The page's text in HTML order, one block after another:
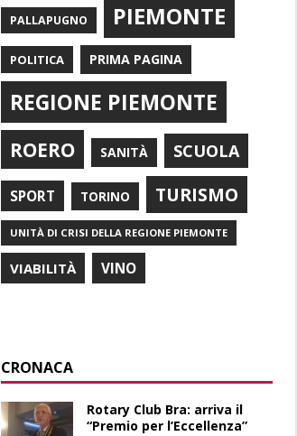
PALLAPUGNO PIEMONTE
POLITICA PRIMA PAGINA
REGIONE PIEMONTE
ROERO SANITÀ SCUOLA
SPORT TORINO TURISMO
UNITÀ DI CRISI DELLA REGIONE PIEMONTE
VIABILITÀ VINO
CRONACA
Rotary Club Bra: arriva il
“Premio per l’Eccellenza”